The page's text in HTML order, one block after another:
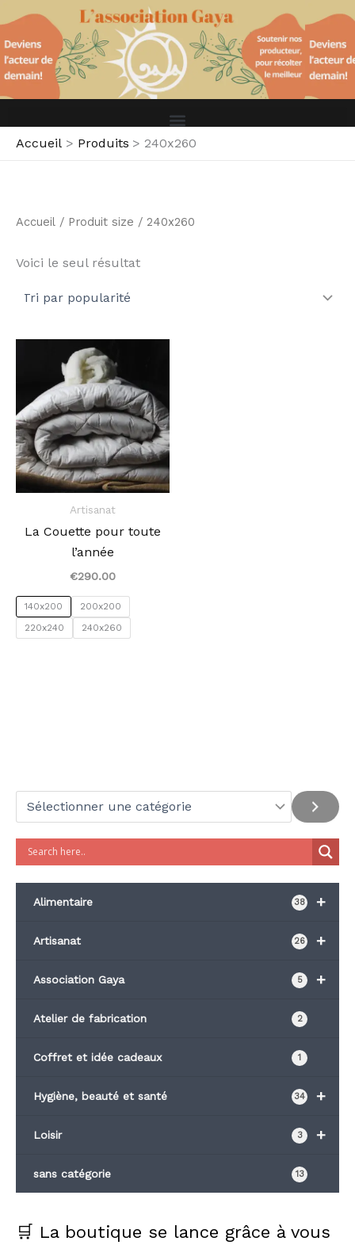
au
contenu
Accueil Produits 240x260
é
e
c
i
n
e
a
r
+
Alimentaire 38
+
Artisanat 26
+
Association Gaya 5
Atelier de fabrication 2
Coffret et idée cadeaux 1
+
Hygiène, beauté et santé 34
+
Loisir 3
sans catégorie 13
🛒 La boutique se lance grâce à vous
Accueil / Produit size / 240x260
Voici le seul résultat
Artisanat
La Couette pour toute
l’année
€290.00
140x200
200x200
220x240
240x260